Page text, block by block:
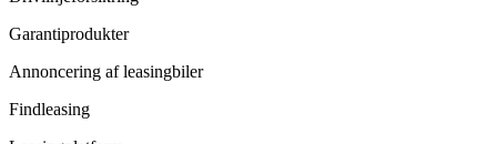
Garantiprodukter
Annoncering af leasingbiler
Findleasing